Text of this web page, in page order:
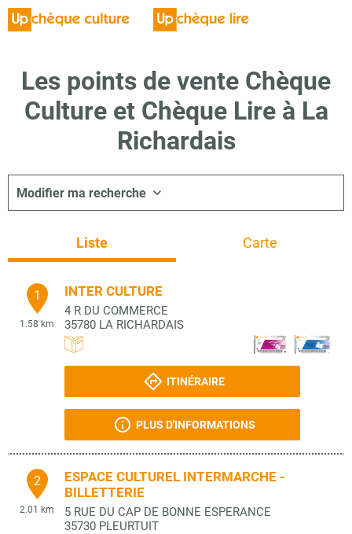
Les points de vente Chèque
Culture et Chèque Lire à La
Richardais
Modifier ma recherche
Liste Carte
1
1.58 km
INTER CULTURE
4 R DU COMMERCE
35780 LA RICHARDAIS
ITINÉRAIRE
PLUS D'INFORMATIONS
2
2.01 km
ESPACE CULTUREL INTERMARCHE -
BILLETTERIE
5 RUE DU CAP DE BONNE ESPERANCE
35730 PLEURTUIT